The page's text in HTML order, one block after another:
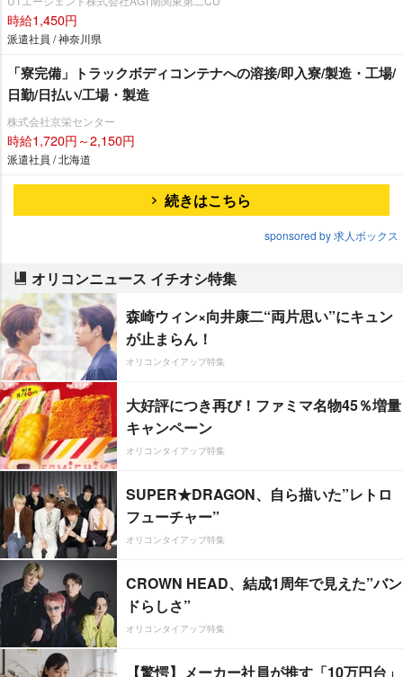
時給1,450円
派遣社員 / 神奈川県
「寮完備」トラックボディコンテナへの溶接/即入寮/製造・工場/
日勤/日払い/工場・製造
株式会社京栄センター
時給1,720円～2,150円
派遣社員 / 北海道
続きはこちら
sponsored by 求人ボックス
オリコンニュース イチオシ特集
森崎ウィン×向井康二“両片思い”にキュン
が止まらん！
オリコンタイアップ特集
大好評につき再び！ファミマ名物45％増量
キャンペーン
オリコンタイアップ特集
SUPER★DRAGON、自ら描いた”レトロ
フューチャー”
オリコンタイアップ特集
CROWN HEAD、結成1周年で見えた”バン
ドらしさ”
オリコンタイアップ特集
【驚愕】メーカー社員が推す「10万円台」